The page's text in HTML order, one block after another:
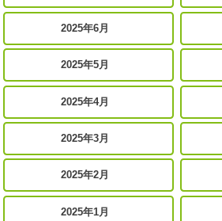
2025年6月
2025年5月
2025年4月
2025年3月
2025年2月
2025年1月